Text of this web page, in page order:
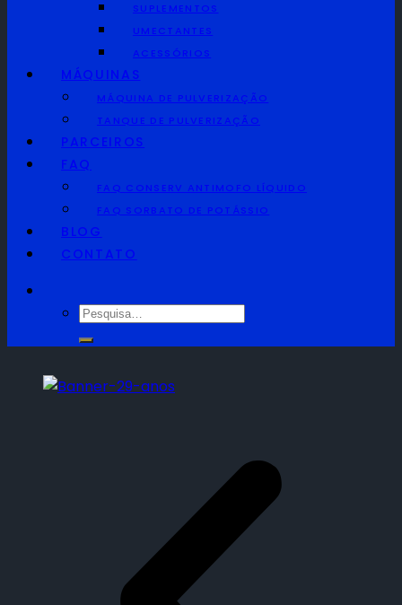
SUPLEMENTOS
UMECTANTES
ACESSÓRIOS
MÁQUINAS
MÁQUINA DE PULVERIZAÇÃO
TANQUE DE PULVERIZAÇÃO
PARCEIROS
FAQ
FAQ CONSERV ANTIMOFO LÍQUIDO
FAQ SORBATO DE POTÁSSIO
BLOG
CONTATO